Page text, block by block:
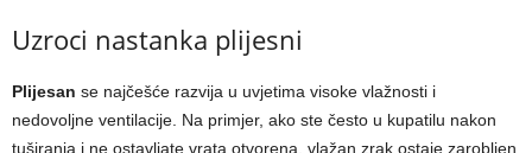
Uzroci nastanka plijesni
Plijesan se najčešće razvija u uvjetima visoke vlažnosti i
nedovoljne ventilacije. Na primjer, ako ste često u kupatilu nakon
tuširanja i ne ostavljate vrata otvorena, vlažan zrak ostaje zarobljen